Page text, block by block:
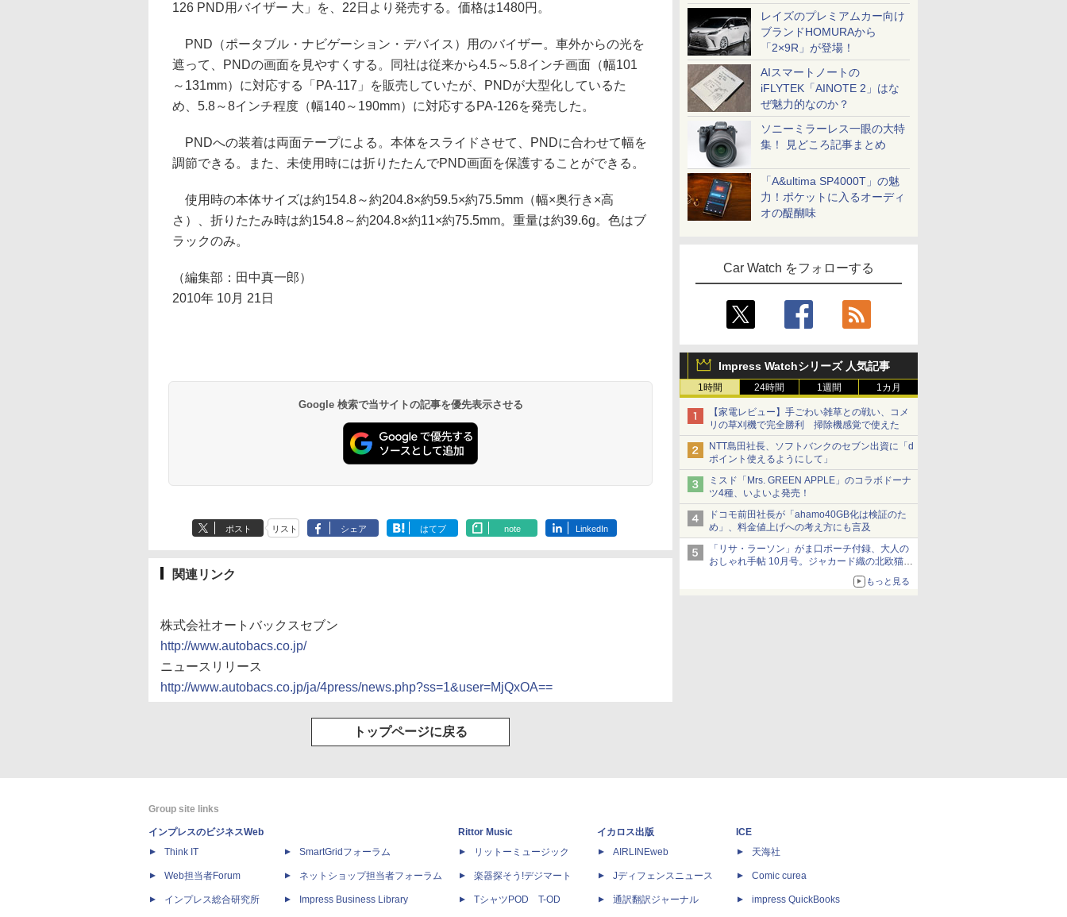
レイズのプレミアムカー向け
ブランドHOMURAから
「2×9R」が登場！
AIスマートノートの
iFLYTEK「AINOTE 2」はな
ぜ魅力的なのか？
ソニーミラーレス一眼の大特
集！ 見どころ記事まとめ
「A&ultima SP4000T」の魅
力！ポケットに入るオーディ
オの醍醐味
Car Watch をフォローする
Impress Watchシリーズ 人気記事
1時間 24時間 1週間 1カ月
【家電レビュー】手ごわい雑草との戦い、コメ
リの草刈機で完全勝利 掃除機感覚で使えた
NTT島田社長、ソフトバンクのセブン出資に「d
ポイント使えるようにして」
ミスド「Mrs. GREEN APPLE」のコラボドーナ
ツ4種、いよいよ発売！
ドコモ前田社長が「ahamo40GB化は検証のた
め」、料金値上げへの考え方にも言及
「リサ・ラーソン」がま口ポーチ付録、大人の
おしゃれ手帖 10月号。ジャカード織の北欧猫デ
もっと見る
126 PND用バイザー 大」を、22日より発売する。価格は1480円。
PND（ポータブル・ナビゲーション・デバイス）用のバイザー。車外からの光を
遮って、PNDの画面を見やすくする。同社は従来から4.5～5.8インチ画面（幅101
～131mm）に対応する「PA-117」を販売していたが、PNDが大型化しているた
め、5.8～8インチ程度（幅140～190mm）に対応するPA-126を発売した。
PNDへの装着は両面テープによる。本体をスライドさせて、PNDに合わせて幅を
調節できる。また、未使用時には折りたたんでPND画面を保護することができる。
使用時の本体サイズは約154.8～約204.8×約59.5×約75.5mm（幅×奥行き×高
さ）、折りたたみ時は約154.8～約204.8×約11×約75.5mm。重量は約39.6g。色はブ
ラックのみ。
（編集部：田中真一郎）
2010年 10月 21日
Google 検索で当サイトの記事を優先表示させる
ポスト リスト シェア はてブ note LinkedIn
関連リンク
株式会社オートバックスセブン
http://www.autobacs.co.jp/
ニュースリリース
http://www.autobacs.co.jp/ja/4press/news.php?ss=1&user=MjQxOA==
トップページに戻る
Group site links
インプレスのビジネスWeb
Think IT
Web担当者Forum
インプレス総合研究所
SmartGridフォーラム
ネットショップ担当者フォーラム
Impress Business Library
Rittor Music
リットーミュージック
楽器探そう!デジマート
TシャツPOD T-OD
イカロス出版
AIRLINEweb
Jディフェンスニュース
通訳翻訳ジャーナル
ICE
天海社
Comic curea
impress QuickBooks